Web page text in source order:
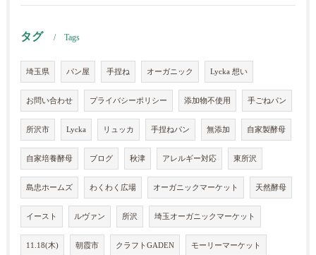
タグ Tags
埼玉県 パン屋 手捏ね オーガニック Lycka 想い
お問い合わせ プライバシーポリシー 添加物不使用 手ごねパン
所沢市 Lycka リュッカ 手捏ねパン 無添加 自家製酵母
自家培養酵母 ブログ 秋津 アレルギー対応 東所沢
島忠ホームズ わくわく広場 オーガニックマーケット 天然酵母
イースト ルヴァン 所沢 埼玉オーガニックマーケット
11.18(木) 朝霞市 クラフトGADEN モーリーマーケット